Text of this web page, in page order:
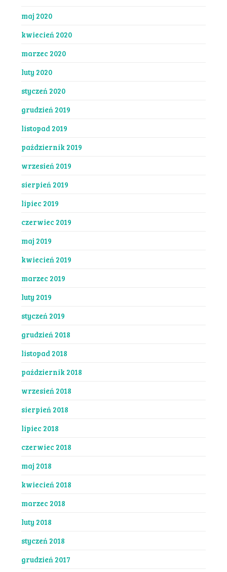
maj 2020
kwiecień 2020
marzec 2020
luty 2020
styczeń 2020
grudzień 2019
listopad 2019
październik 2019
wrzesień 2019
sierpień 2019
lipiec 2019
czerwiec 2019
maj 2019
kwiecień 2019
marzec 2019
luty 2019
styczeń 2019
grudzień 2018
listopad 2018
październik 2018
wrzesień 2018
sierpień 2018
lipiec 2018
czerwiec 2018
maj 2018
kwiecień 2018
marzec 2018
luty 2018
styczeń 2018
grudzień 2017